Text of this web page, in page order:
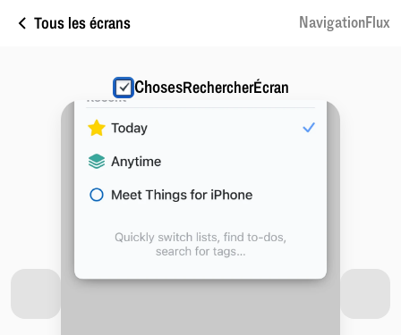
Tous les écrans NavigationFlux
ChosesRechercherÉcran